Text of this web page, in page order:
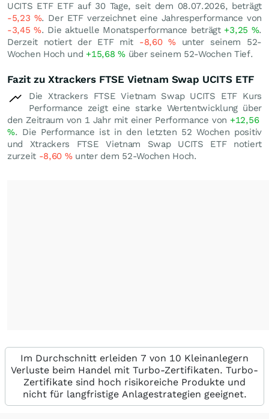
UCITS ETF ETF auf 30 Tage, seit dem 08.07.2026, beträgt
-5,23 %. Der ETF verzeichnet eine Jahresperformance von
-3,45%. Die aktuelle Monatsperformance beträgt +3,25 %.
Derzeit notiert der ETF mit -8,60%unter seinem 52-
Wochen Hoch und +15,68%über seinem 52-Wochen Tief.
Fazit zu Xtrackers FTSE Vietnam Swap UCITS ETF
Die Xtrackers FTSE Vietnam Swap UCITS ETF Kurs
Performance zeigt eine starke Wertentwicklung über
den Zeitraum von 1 Jahr mit einer Performance von +12,56
%. Die Performance ist in den letzten 52 Wochen positiv
und Xtrackers FTSE Vietnam Swap UCITS ETF notiert
zurzeit -8,60 %unter dem 52-Wochen Hoch.
Im Durchschnitt erleiden 7 von 10 Kleinanlegern
Verluste beim Handel mit Turbo-Zertifikaten. Turbo-
Zertifikate sind hoch risikoreiche Produkte und
nicht für langfristige Anlagestrategien geeignet.